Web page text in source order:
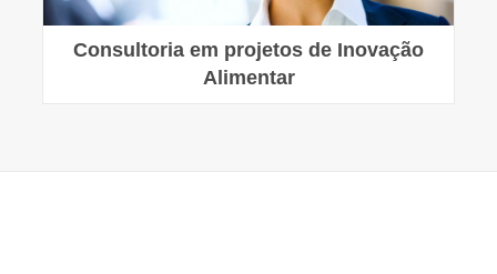
Consultoria em projetos de Inovação
Alimentar